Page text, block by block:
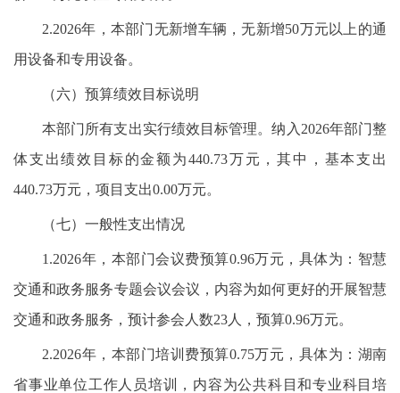
2.2026年，本部门无新增车辆，无新增50万元以上的通
用设备和专用设备。
（六）预算绩效目标说明
本部门所有支出实行绩效目标管理。纳入2026年部门整
体支出绩效目标的金额为440.73万元，其中，基本支出
440.73万元，项目支出0.00万元。
（七）一般性支出情况
1.2026年，本部门会议费预算0.96万元，具体为：智慧
交通和政务服务专题会议会议，内容为如何更好的开展智慧
交通和政务服务，预计参会人数23人，预算0.96万元。
2.2026年，本部门培训费预算0.75万元，具体为：湖南
省事业单位工作人员培训，内容为公共科目和专业科目培